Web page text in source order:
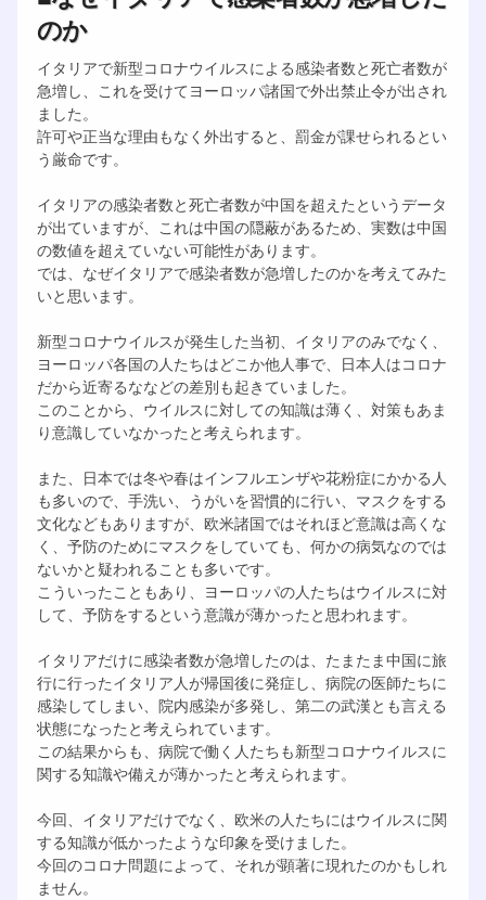
のか
イタリアで新型コロナウイルスによる感染者数と死亡者数が
急増し、これを受けてヨーロッパ諸国で外出禁止令が出され
ました。
許可や正当な理由もなく外出すると、罰金が課せられるとい
う厳命です。
イタリアの感染者数と死亡者数が中国を超えたというデータ
が出ていますが、これは中国の隠蔽があるため、実数は中国
の数値を超えていない可能性があります。
では、なぜイタリアで感染者数が急増したのかを考えてみた
いと思います。
新型コロナウイルスが発生した当初、イタリアのみでなく、
ヨーロッパ各国の人たちはどこか他人事で、日本人はコロナ
だから近寄るななどの差別も起きていました。
このことから、ウイルスに対しての知識は薄く、対策もあま
り意識していなかったと考えられます。
また、日本では冬や春はインフルエンザや花粉症にかかる人
も多いので、手洗い、うがいを習慣的に行い、マスクをする
文化などもありますが、欧米諸国ではそれほど意識は高くな
く、予防のためにマスクをしていても、何かの病気なのでは
ないかと疑われることも多いです。
こういったこともあり、ヨーロッパの人たちはウイルスに対
して、予防をするという意識が薄かったと思われます。
イタリアだけに感染者数が急増したのは、たまたま中国に旅
行に行ったイタリア人が帰国後に発症し、病院の医師たちに
感染してしまい、院内感染が多発し、第二の武漢とも言える
状態になったと考えられています。
この結果からも、病院で働く人たちも新型コロナウイルスに
関する知識や備えが薄かったと考えられます。
今回、イタリアだけでなく、欧米の人たちにはウイルスに関
する知識が低かったような印象を受けました。
今回のコロナ問題によって、それが顕著に現れたのかもしれ
ません。